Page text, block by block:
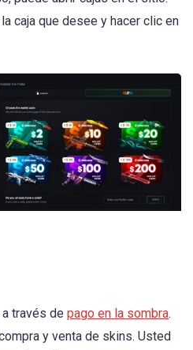
caja que desee y hacer clic en
través de pago en la sombra.
y venta de skins. Usted